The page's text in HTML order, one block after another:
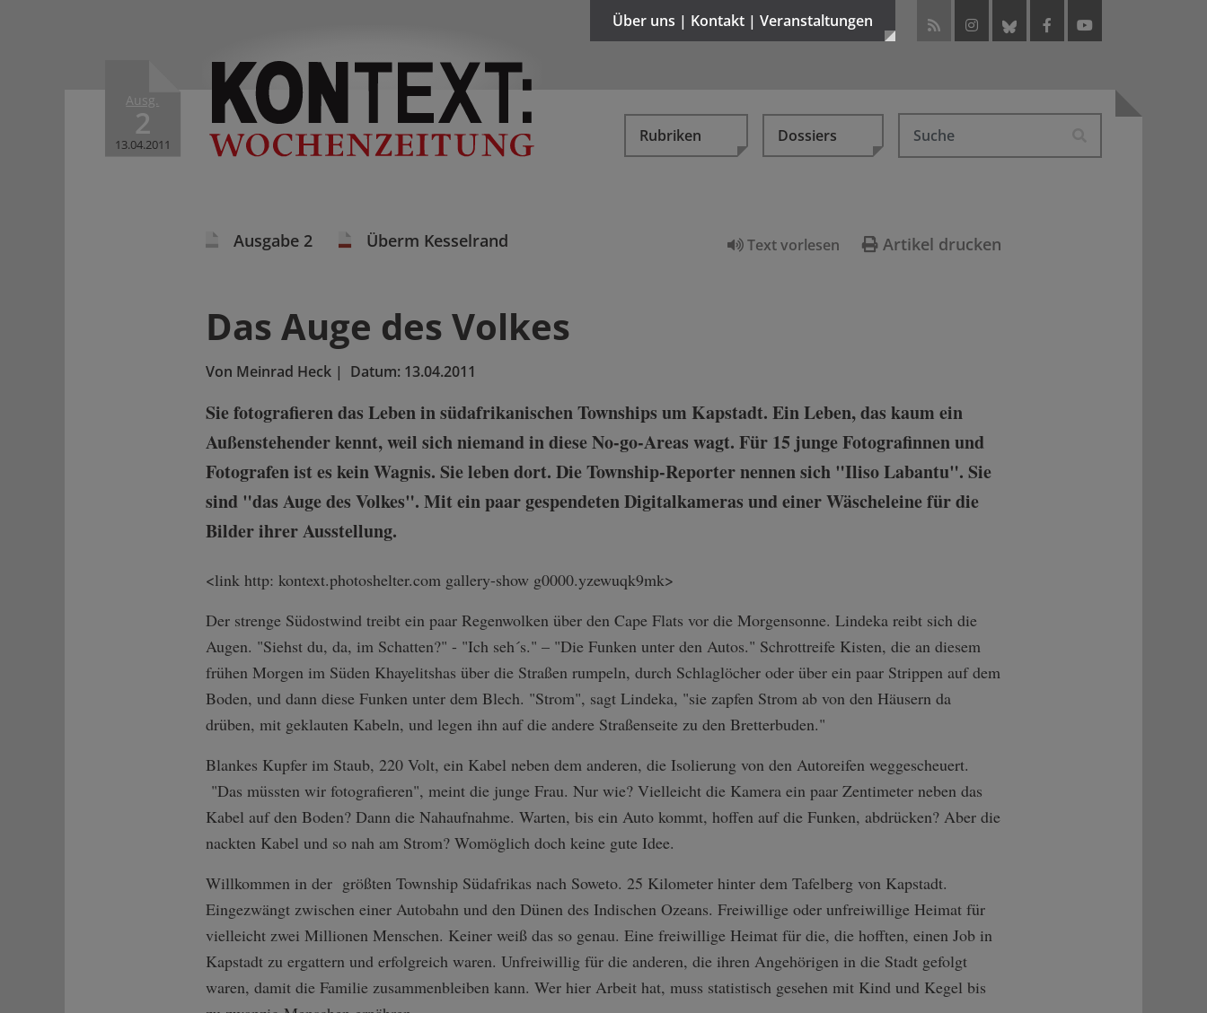
Ausg.
2
13.04.2011
Über uns | Kontakt | Veranstaltungen
Rubriken Dossiers
Text vorlesen Artikel drucken
Ausgabe 2 Überm Kesselrand
Das Auge des Volkes
Von Meinrad Heck | Datum: 13.04.2011
Sie fotografieren das Leben in südafrikanischen Townships um Kapstadt. Ein Leben, das kaum ein
Außenstehender kennt, weil sich niemand in diese No-go-Areas wagt. Für 15 junge Fotografinnen und
Fotografen ist es kein Wagnis. Sie leben dort. Die Township-Reporter nennen sich "Iliso Labantu". Sie
sind "das Auge des Volkes". Mit ein paar gespendeten Digitalkameras und einer Wäscheleine für die
Bilder ihrer Ausstellung.
<link http: kontext.photoshelter.com gallery-show g0000.yzewuqk9mk>
Der strenge Südostwind treibt ein paar Regenwolken über den Cape Flats vor die Morgensonne. Lindeka reibt sich die
Augen. "Siehst du, da, im Schatten?" - "Ich seh´s." – "Die Funken unter den Autos." Schrottreife Kisten, die an diesem
frühen Morgen im Süden Khayelitshas über die Straßen rumpeln, durch Schlaglöcher oder über ein paar Strippen auf dem
Boden, und dann diese Funken unter dem Blech. "Strom", sagt Lindeka, "sie zapfen Strom ab von den Häusern da
drüben, mit geklauten Kabeln, und legen ihn auf die andere Straßenseite zu den Bretterbuden."
Blankes Kupfer im Staub, 220 Volt, ein Kabel neben dem anderen, die Isolierung von den Autoreifen weggescheuert.
"Das müssten wir fotografieren", meint die junge Frau. Nur wie? Vielleicht die Kamera ein paar Zentimeter neben das
Kabel auf den Boden? Dann die Nahaufnahme. Warten, bis ein Auto kommt, hoffen auf die Funken, abdrücken? Aber die
nackten Kabel und so nah am Strom? Womöglich doch keine gute Idee.
Willkommen in der größten Township Südafrikas nach Soweto. 25 Kilometer hinter dem Tafelberg von Kapstadt.
Eingezwängt zwischen einer Autobahn und den Dünen des Indischen Ozeans. Freiwillige oder unfreiwillige Heimat für
vielleicht zwei Millionen Menschen. Keiner weiß das so genau. Eine freiwillige Heimat für die, die hofften, einen Job in
Kapstadt zu ergattern und erfolgreich waren. Unfreiwillig für die anderen, die ihren Angehörigen in die Stadt gefolgt
waren, damit die Familie zusammenbleiben kann. Wer hier Arbeit hat, muss statistisch gesehen mit Kind und Kegel bis